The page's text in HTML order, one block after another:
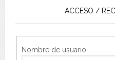
ACCESO /
Nombre de usuario: